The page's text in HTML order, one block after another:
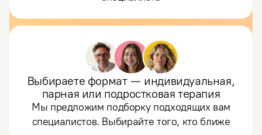
Выбираете формат — индивидуальная,
парная или подростковая терапия
Мы предложим подборку подходящих вам
специалистов. Выбирайте того, кто ближе